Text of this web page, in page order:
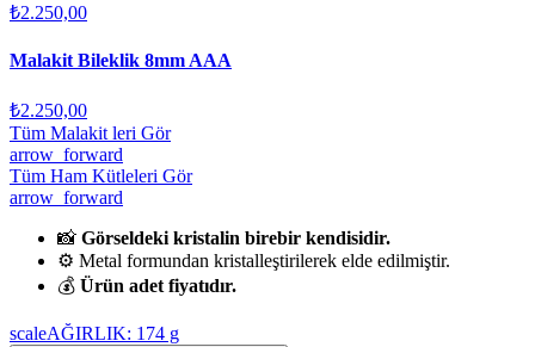
₺2.250,00
Malakit Bileklik 8mm AAA
₺2.250,00
Tüm Malakit leri Gör
arrow_forward
Tüm Ham Kütleleri Gör
arrow_forward
📸 Görseldeki kristalin birebir kendisidir.
⚙️ Metal formundan kristalleştirilerek elde edilmiştir.
💰 Ürün adet fiyatıdır.
scaleAĞIRLIK: 174 g